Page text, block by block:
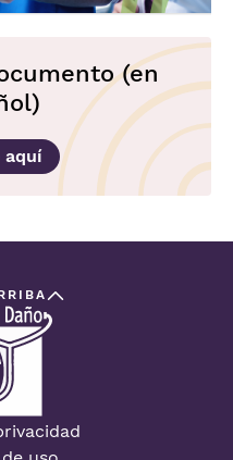
(en
aquí